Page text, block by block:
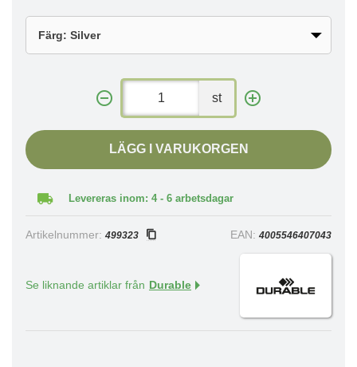
st
LÄGG I VARUKORGEN
Levereras inom: 4 - 6 arbetsdagar
Artikelnummer: 499323 EAN: 4005546407043
Se liknande artiklar från Durable